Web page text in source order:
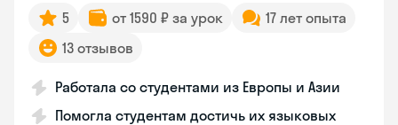
5 от 1590 ₽ за урок
17 лет опыта
13 отзывов
Работала со студентами из Европы и Азии
Помогла студентам достичь их языковых